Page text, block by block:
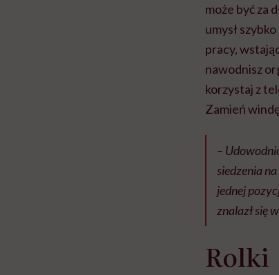
może być za
umysł
pracy,
nawodnisz
korzystaj z
Zamień
–
siedzenia
jednej
znalazł się
Rolki